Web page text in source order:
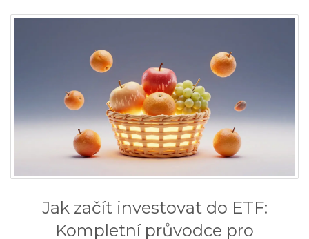
Jak začít investovat do ETF:
Kompletní průvodce pro